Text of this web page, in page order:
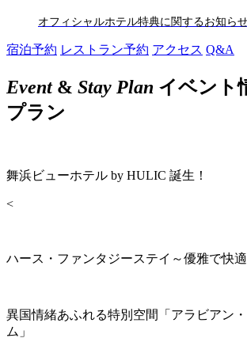
オフィシャルホテル特典に関するお知ら
宿泊予約 レストラン予約 アクセス Q&A
Event& Stay Plan イベント
プラン
舞浜ビューホテル by HULIC 誕生！
<
ハース・ファンタジーステイ～優雅で快
異国情緒あふれる特別空間「アラビアン
ム」